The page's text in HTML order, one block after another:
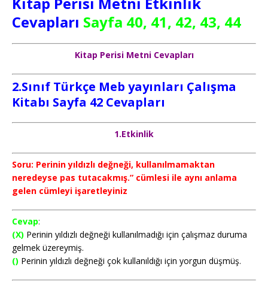
Cevapları Sayfa 40, 41, 42, 43, 44
Kitap Perisi Metni Cevapları
2.Sınıf Türkçe Meb yayınları Çalışma
Kitabı Sayfa 42 Cevapları
1.Etkinlik
Soru: Perinin yıldızlı değneği, kullanılmamaktan
neredeyse pas tutacakmış.” cümlesi ile aynı anlama
gelen cümleyi işaretleyiniz
Cevap:
(X) Perinin yıldızlı değneği kullanılmadığı için çalışmaz duruma
gelmek üzereymiş.
() Perinin yıldızlı değneği çok kullanıldığı için yorgun düşmüş.